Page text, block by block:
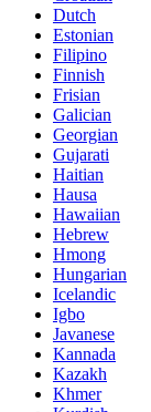
Dutch
Estonian
Filipino
Finnish
Frisian
Galician
Georgian
Gujarati
Haitian
Hausa
Hawaiian
Hebrew
Hmong
Hungarian
Icelandic
Igbo
Javanese
Kannada
Kazakh
Khmer